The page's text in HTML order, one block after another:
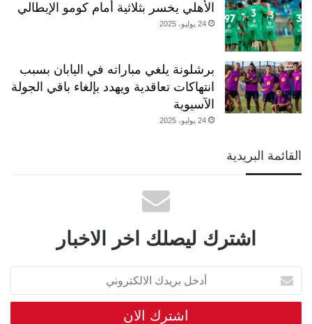
الأهلي يخسر بثلاثية أمام كومو الإيطالي
24 يوليو، 2025
برشلونة يلغي مباراته في اليابان بسبب
انتهاكات تعاقدية ويهدد بإلغاء باقي الجولة
الآسيوية
24 يوليو، 2025
القائمة البريدية
اشترك ليصلك اخر الاخبار
أدخل
بريدك
الالكتروني